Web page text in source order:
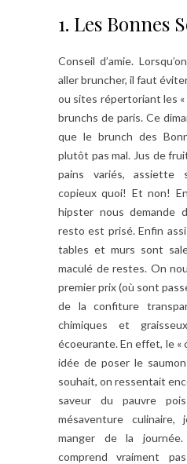
1. Les Bonnes
Conseil d’amie.
aller bruncher, il faut
ou sites répertoriant les «
brunchs de paris. Ce
que le brunch des
plutôt pas mal. Jus de
pains variés,
copieux quoi! Et non!
hipster nous demande
resto est prisé. Enfin
tables et murs sont
maculé de restes. On
premier prix (où sont
de la confiture
chimiques et
écoeurante. En effet, le «
idée de poser le
souhait, on ressentait
saveur du pauvre
mésaventure
manger de la
comprend vraiment